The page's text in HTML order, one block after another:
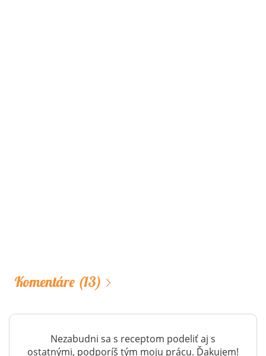
Komentáre (13)
Nezabudni sa s receptom podeliť aj s
ostatnými, podporíš tým moju prácu. Ďakujem!